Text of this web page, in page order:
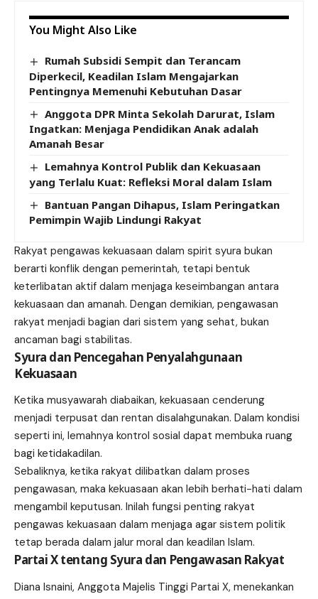
You Might Also Like
Rumah Subsidi Sempit dan Terancam
Diperkecil, Keadilan Islam Mengajarkan
Pentingnya Memenuhi Kebutuhan Dasar
Anggota DPR Minta Sekolah Darurat, Islam
Ingatkan: Menjaga Pendidikan Anak adalah
Amanah Besar
Lemahnya Kontrol Publik dan Kekuasaan
yang Terlalu Kuat: Refleksi Moral dalam Islam
Bantuan Pangan Dihapus, Islam Peringatkan
Pemimpin Wajib Lindungi Rakyat
Rakyat pengawas kekuasaan dalam spirit syura bukan
berarti konflik dengan pemerintah, tetapi bentuk
keterlibatan aktif dalam menjaga keseimbangan antara
kekuasaan dan amanah. Dengan demikian, pengawasan
rakyat menjadi bagian dari sistem yang sehat, bukan
ancaman bagi stabilitas.
Syura dan Pencegahan Penyalahgunaan
Kekuasaan
Ketika musyawarah diabaikan, kekuasaan cenderung
menjadi terpusat dan rentan disalahgunakan. Dalam kondisi
seperti ini, lemahnya kontrol sosial dapat membuka ruang
bagi ketidakadilan.
Sebaliknya, ketika rakyat dilibatkan dalam proses
pengawasan, maka kekuasaan akan lebih berhati-hati dalam
mengambil keputusan. Inilah fungsi penting rakyat
pengawas kekuasaan dalam menjaga agar sistem politik
tetap berada dalam jalur moral dan keadilan Islam.
Partai X tentang Syura dan Pengawasan Rakyat
Diana Isnaini, Anggota Majelis Tinggi Partai X, menekankan